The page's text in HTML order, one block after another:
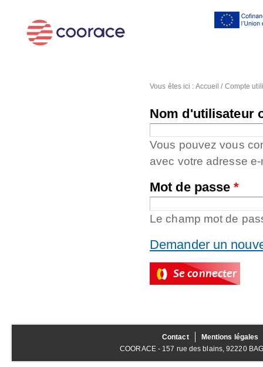
Vous êtes ici : Accueil / Compte
Nom d'utilisateur
Vous pouvez vous
avec votre adresse e-
Mot de passe*
Le champ mot de
Demander un
Contact
Mentions légales
COORACE - 157 rue des blains, 92220